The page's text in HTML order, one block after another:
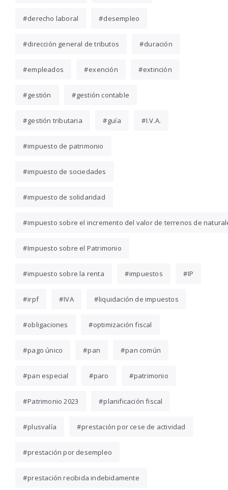
derecho laboral desempleo
dirección general de tributos duración
empleados exención extinción
gestión gestión contable
gestión tributaria guía I.V.A.
impuesto de patrimonio
impuesto de sociedades
impuesto de solidaridad
impuesto sobre el incremento del valor de terrenos de
Impuesto sobre el Patrimonio
impuesto sobre la renta impuestos IP
irpf IVA liquidación de impuestos
obligaciones optimización fiscal
pago único pan pan común
pan especial paro patrimonio
Patrimonio 2023 planificación fiscal
plusvalía prestación por cese de actividad
prestación por desempleo
prestación recibida indebidamente